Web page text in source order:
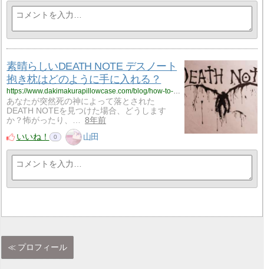
素晴らしいDEATH NOTE デスノート
抱き枕はどのように手に入れる？
https://www.dakimakurapillowcase.com/blog/how-to-get-great-death-note-dakimakura-pillows/
あなたが突然死の神によって落とされた
DEATH NOTEを見つけた場合、どうします
か？怖がったり、…
8年前
いいね！
0 山田
プロフィール